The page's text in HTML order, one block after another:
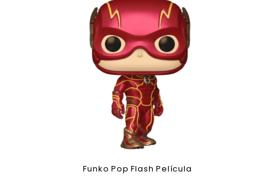
Funko Pop Flash Película